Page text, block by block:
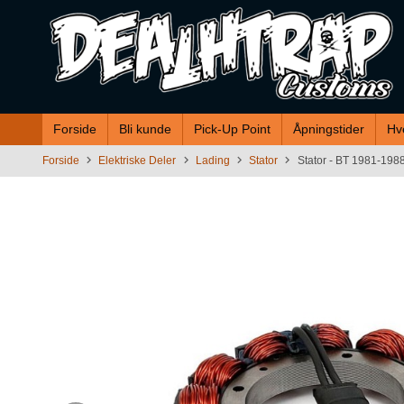
innholdet
Forside Bli kunde Pick-Up Point Åpningstider
Forside Elektriske Deler Lading Stator Stator - BT 1981-